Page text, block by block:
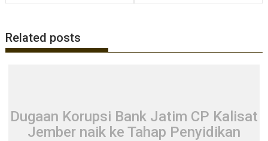
Related posts
Dugaan Korupsi Bank Jatim CP Kalisat
Jember naik ke Tahap Penyidikan